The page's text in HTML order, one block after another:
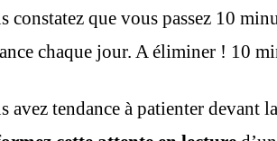
constatez que vous passez 10
chaque jour. A éliminer ! 10
avez tendance à patienter devant